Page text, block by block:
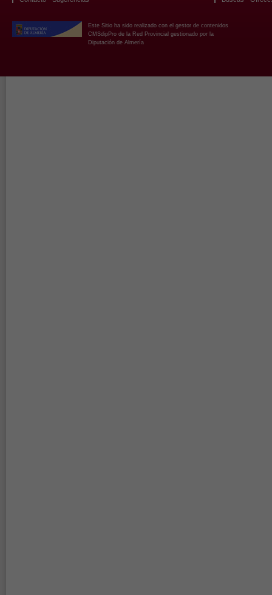
Este Sitio ha sido realizado con el gestor de contenidos
CMSdipPro de la Red Provincial gestionado por la
Diputación de Almería